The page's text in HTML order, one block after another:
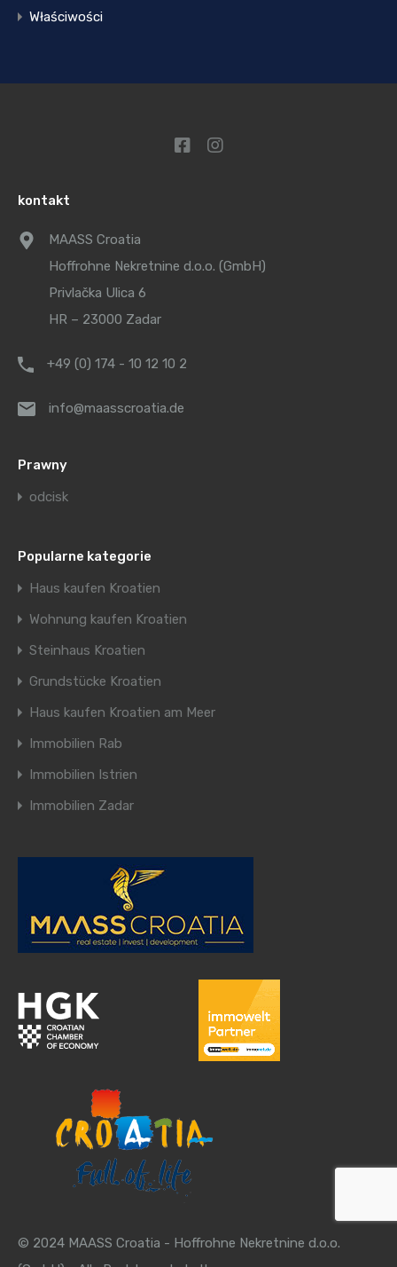
Właściwości
kontakt
MAASS Croatia
Hoffrohne Nekretnine d.o.o. (GmbH)
Privlačka Ulica 6
HR – 23000 Zadar
+49 (0) 174 - 10 12 10 2
info@maasscroatia.de
Prawny
odcisk
Popularne kategorie
Haus kaufen Kroatien
Wohnung kaufen Kroatien
Steinhaus Kroatien
Grundstücke Kroatien
Haus kaufen Kroatien am Meer
Immobilien Rab
Immobilien Istrien
Immobilien Zadar
© 2024 MAASS Croatia - Hoffrohne Nekretnine d.o.o.